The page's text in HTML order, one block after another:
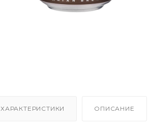
ХАРАКТЕРИСТИКИ ОПИСАНИЕ